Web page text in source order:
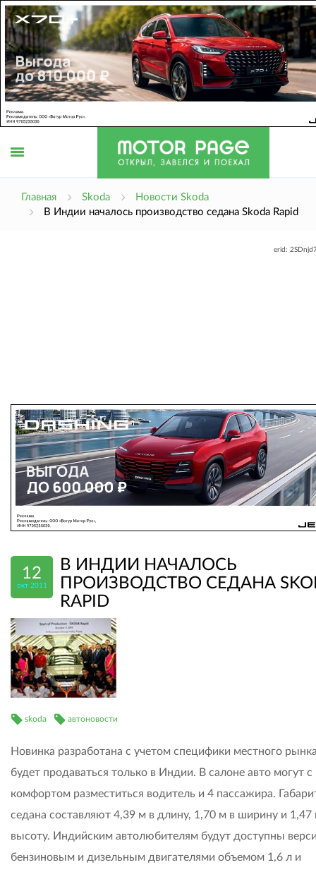
Главная Skoda
Новости Skoda
В Индии началось производство седана Skoda Rapid
erid:
12
окт 2011
В ИНДИИ НАЧАЛОСЬ
ПРОИЗВОДСТВО СЕДАНА
RAPID
skoda автоновости
Новинка разработана с учетом специфики местного
будет продаваться только в Индии. В салоне авто могут с
комфортом разместиться водитель и 4 пассажира.
седана составляют 4,39 м в длину, 1,70 м в ширину и 1,47
высоту. Индийским автолюбителям будут доступны
бензиновым и дизельным двигателями объемом 1,6 л и